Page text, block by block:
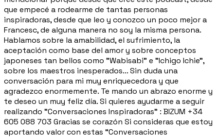
que empecé a rodearme de tantas personas
inspiradoras, desde que leo y conozco un poco mejor a
Francesc, de alguna manera no soy la misma persona.
Hablamos sobre la amabilidad, el sufrimiento, la
aceptación como base del amor y sobre conceptos
japoneses tan bellos como "Wabisabi" e "Ichigo Ichie",
sobre los maestros inesperados... Sin duda una
conversación para mi muy enriquecedora y que
agradezco enormemente. Te mando un abrazo enorme y
te deseo un muy feliz día. Si quieres ayudarme a seguir
realizando "Conversaciones Inspiradoras" : BIZUM +34
605 088 703 Gracias se corazón Si consideras que estoy
aportando valor con estas “Conversaciones